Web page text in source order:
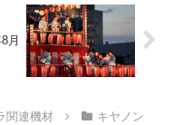
月
関連機材 キヤノン